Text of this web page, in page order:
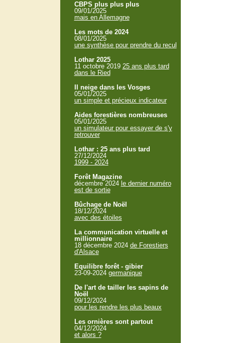
CBPS plus plus plus
09/01/2025
mais en Allemagne
Les mots de 2024
08/01/2025
une synthèse pour prendre du recul
Lothar 2025
11 octobre 2019 25 ans plus tard
dans le Ried
Il neige dans les Vosges
05/01/2025
un simple et précieux indicateur
Aides forestières nombreuses
05/01/2025
un simulateur pour essayer de s'y
retrouver
Lothar : 25 ans plus tard
27/12/2024
1999 - 2024
Forêt Magazine
décembre 2024 le dernier numéro
est de sortie
Bûchage de Noël
18/12/2024
avec des étoiles
La communication virtuelle et
millionnaire
18 décembre 2024 de Forestiers
d'Alsace
Equilibre forêt - gibier
23-09-2024 germanique
De l'art de tailler les sapins de
Noël
09/12/2024
pour les rendre les plus beaux
Les ornières sont partout
04/12/2024
et alors ?